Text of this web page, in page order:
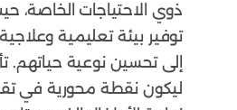
ذوي الاحتياجات الخاصة،
توفير بيئة تعليمية
إلى تحسين نوعية حياتهم.
ليكون نقطة محورية في